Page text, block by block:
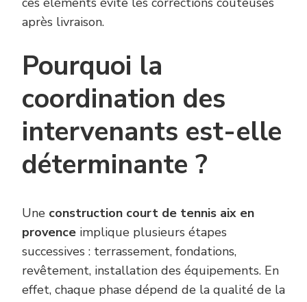
après livraison.
Pourquoi la
coordination des
intervenants est-elle
déterminante ?
Une construction court de tennis aix en
provence implique plusieurs étapes
successives : terrassement, fondations,
revêtement, installation des équipements. En
effet, chaque phase dépend de la qualité de la